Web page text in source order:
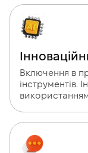
Включення в
інструментів.